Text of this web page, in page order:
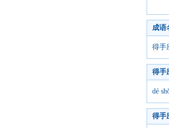
成语
得手
得手
dé
得手